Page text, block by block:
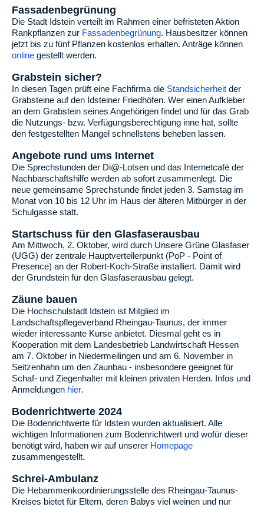
Fassadenbegrünung
Die Stadt Idstein verteilt im Rahmen einer befristeten Aktion
Rankpflanzen zur Fassadenbegrünung. Hausbesitzer können
jetzt bis zu fünf Pflanzen kostenlos erhalten. Anträge können
online gestellt werden.
Grabstein sicher?
In diesen Tagen prüft eine Fachfirma die Standsicherheit der
Grabsteine auf den Idsteiner Friedhöfen. Wer einen Aufkleber
an dem Grabstein seines Angehörigen findet und für das Grab
die Nutzungs- bzw. Verfügungsberechtigung inne hat, sollte
den festgestellten Mangel schnellstens beheben lassen.
Angebote rund ums Internet
Die Sprechstunden der Di@-Lotsen und das Internetcafé der
Nachbarschaftshilfe werden ab sofort zusammenlegt. Die
neue gemeinsame Sprechstunde findet jeden 3. Samstag im
Monat von 10 bis 12 Uhr im Haus der älteren Mitbürger in der
Schulgasse statt.
Startschuss für den Glasfaserausbau
Am Mittwoch, 2. Oktober, wird durch Unsere Grüne Glasfaser
(UGG) der zentrale Hauptverteilerpunkt (PoP - Point of
Presence) an der Robert-Koch-Straße installiert. Damit wird
der Grundstein für den Glasfaserausbau gelegt.
Zäune bauen
Die Hochschulstadt Idstein ist Mitglied im
Landschaftspflegeverband Rheingau-Taunus, der immer
wieder interessante Kurse anbietet. Diesmal geht es in
Kooperation mit dem Landesbetrieb Landwirtschaft Hessen
am 7. Oktober in Niedermeilingen und am 6. November in
Seitzenhahn um den Zaunbau - insbesondere geeignet für
Schaf- und Ziegenhalter mit kleinen privaten Herden. Infos und
Anmeldungen hier.
Bodenrichtwerte 2024
Die Bodenrichtwerte für Idstein wurden aktualisiert. Alle
wichtigen Informationen zum Bodenrichtwert und wofür dieser
benötigt wird, haben wir auf unserer Homepage
zusammengestellt.
Schrei-Ambulanz
Die Hebammenkoordinierungsstelle des Rheingau-Taunus-
Kreises bietet für Eltern, deren Babys viel weinen und nur